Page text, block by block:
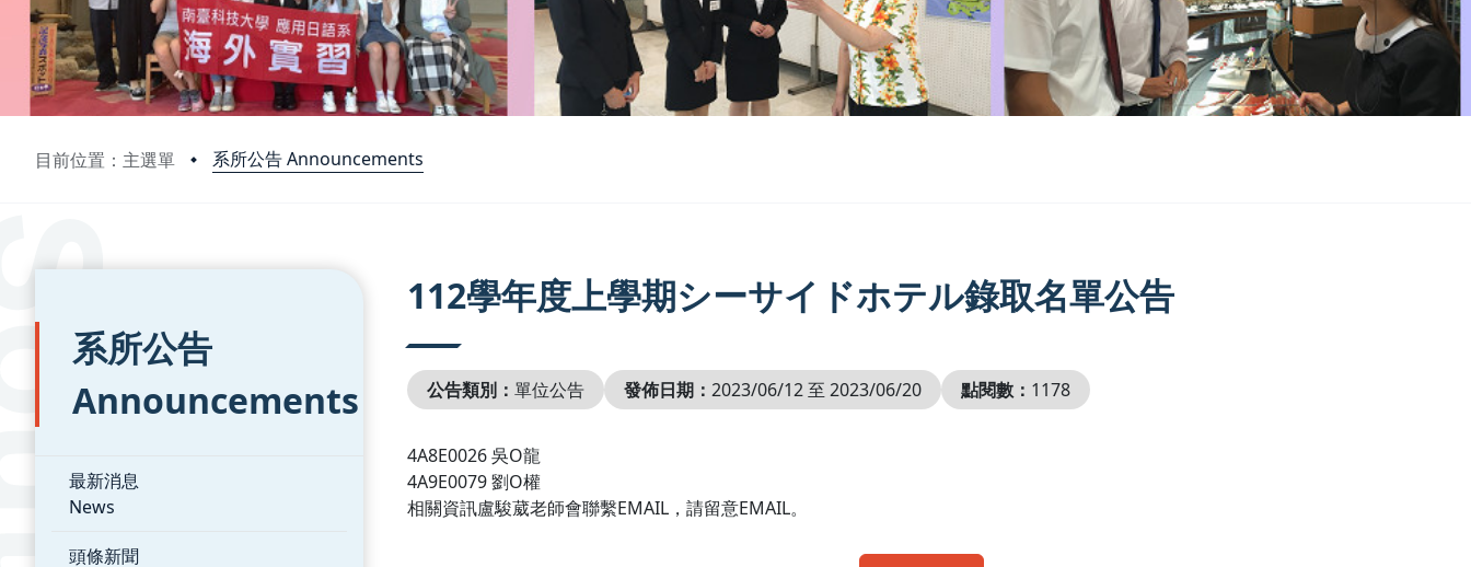
目前位置：主選單 系所公告 Announcements
:::
系所公告
Announcements
最新消息
News
頭條新聞
112學年度上學期シーサイドホテル錄取名單公告
公告類別： 單位公告 發佈日期： 2023/06/12 至 2023/06/20 點閱數： 1178
4A8E0026 吳O龍
4A9E0079 劉O權
相關資訊盧駿葳老師會聯繫EMAIL，請留意EMAIL。